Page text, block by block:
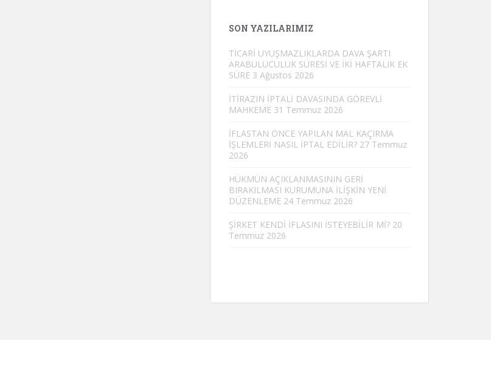
SON YAZILARIMIZ
TİCARİ UYUŞMAZLIKLARDA DAVA ŞARTI
ARABULUCULUK SÜRESİ VE İKİ HAFTALIK EK
SÜRE 3 Ağustos 2026
İTİRAZIN İPTALİ DAVASINDA GÖREVLİ
MAHKEME 31 Temmuz 2026
İFLASTAN ÖNCE YAPILAN MAL KAÇIRMA
İŞLEMLERİ NASIL İPTAL EDİLİR? 27 Temmuz
2026
HÜKMÜN AÇIKLANMASININ GERİ
BIRAKILMASI KURUMUNA İLİŞKİN YENİ
DÜZENLEME 24 Temmuz 2026
ŞİRKET KENDİ İFLASINI İSTEYEBİLİR Mİ? 20
Temmuz 2026